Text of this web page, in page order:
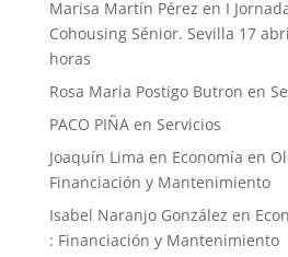
Marisa Martín Pérez en I
Cohousing Sénior. Sevilla 17
horas
Rosa Maria Postigo Butron en
PACO PIÑAen Servicios
Joaquín Lima en Economía en
Financiación y Mantenimiento
Isabel Naranjo González en
: Financiación y Mantenimiento